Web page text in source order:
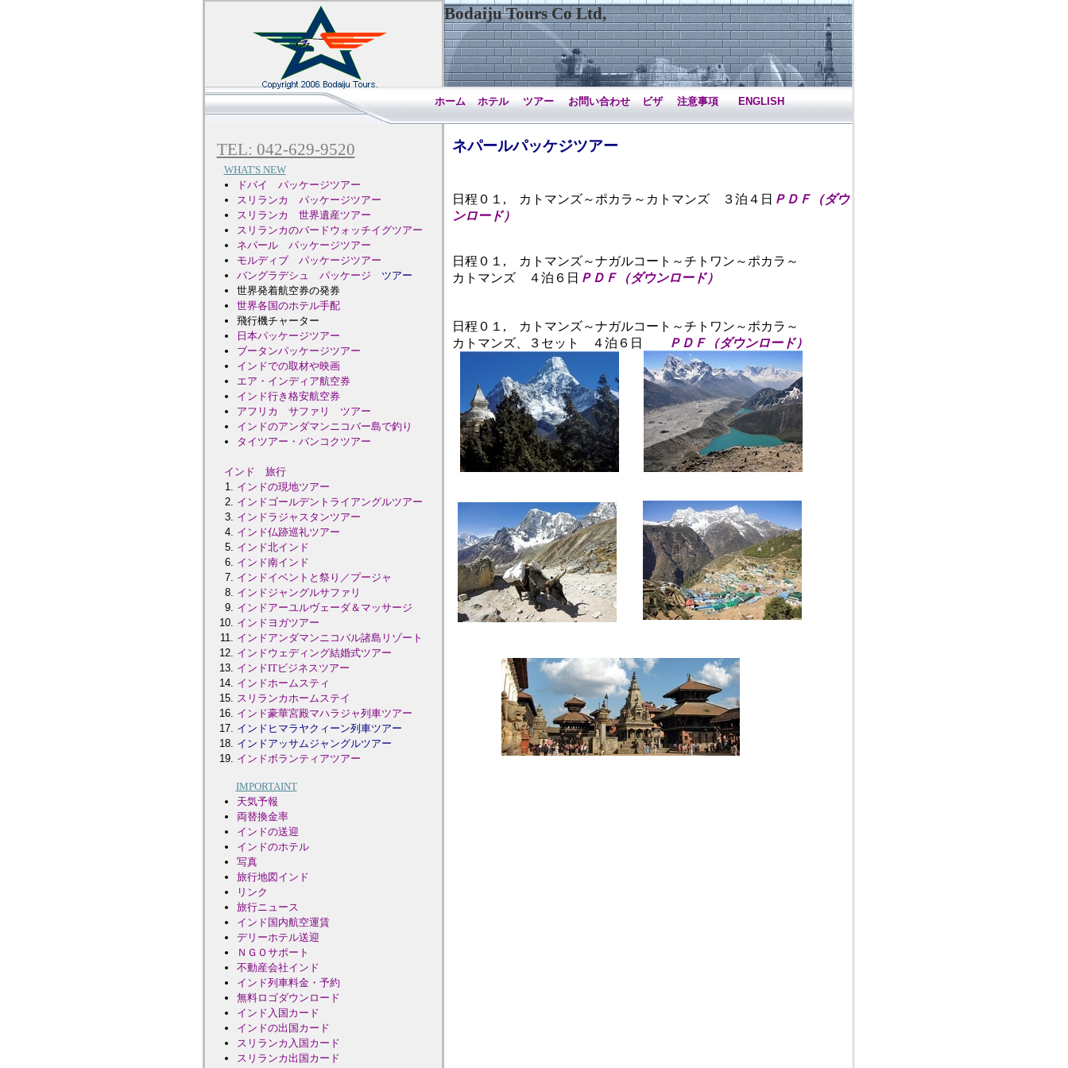
TEL: 042-629-9520
WHAT'S NEW
ドバイ パッケージツアー
スリランカ パッケージツアー
スリランカ 世界遺産ツアー
スリランカのバードウォッチイグツアー
ネパール パッケージツアー
モルディブ パッケージツアー
バングラデシュ パッケージ ツアー
世界発着航空券の発券
世界各国のホテル手配
飛行機チャーター
日本パッケージツアー
ブータンパッケージツアー
インドでの取材や映画
エア・インディア航空券
インド行き格安航空券
アフリカ サファリ ツアー
インドのアンダマンニコバー島で釣り
タイツアー・バンコクツアー
インド 旅行
インドの現地ツアー
インドゴールデントライアングルツアー
インドラジャスタンツアー
インド仏跡巡礼ツアー
インド北インド
インド南インド
インドイベントと祭り／プージャ
インドジャングルサファリ
インドアーユルヴェーダ＆マッサージ
インドヨガツアー
インドアンダマンニコバル諸島リゾート
インドウェディング結婚式ツアー
インドITビジネスツアー
インドホームスティ
スリランカホームステイ
インド豪華宮殿マハラジャ列車ツアー
インドヒマラヤクィーン列車ツアー
インドアッサムジャングルツアー
インドボランティアツアー
IMPORTAINT
天気予報
両替換金率
インドの送迎
インドのホテル
写真
旅行地図 インド
リンク
旅行ニュース
インド国内航空運賃
デリーホテル送迎
ＮＧＯサポート
不動産会社インド
インド列車料金・予約
無料ロゴダウンロード
インド入国カード
インドの出国カード
スリランカ入国カード
スリランカ出国カード
ネパールパッケジツアー
日程０１, カトマンズ～ポカラ～カトマンズ ３泊４日 ＰＤＦ（ダウ
ンロード）
日程０１, カトマンズ～ナガルコート～チトワン～ポカラ～
カトマンズ ４泊６日 ＰＤＦ（ダウンロード）
日程０１, カトマンズ～ナガルコート～チトワン～ポカラ～
カトマンズ、３セット ４泊６日
ＰＤＦ（ダウンロード）
ホーム ホテル ツアー お問い合わせ ビザ 注意事項 ENGLISH
Bodaiju Tours Co Ltd,